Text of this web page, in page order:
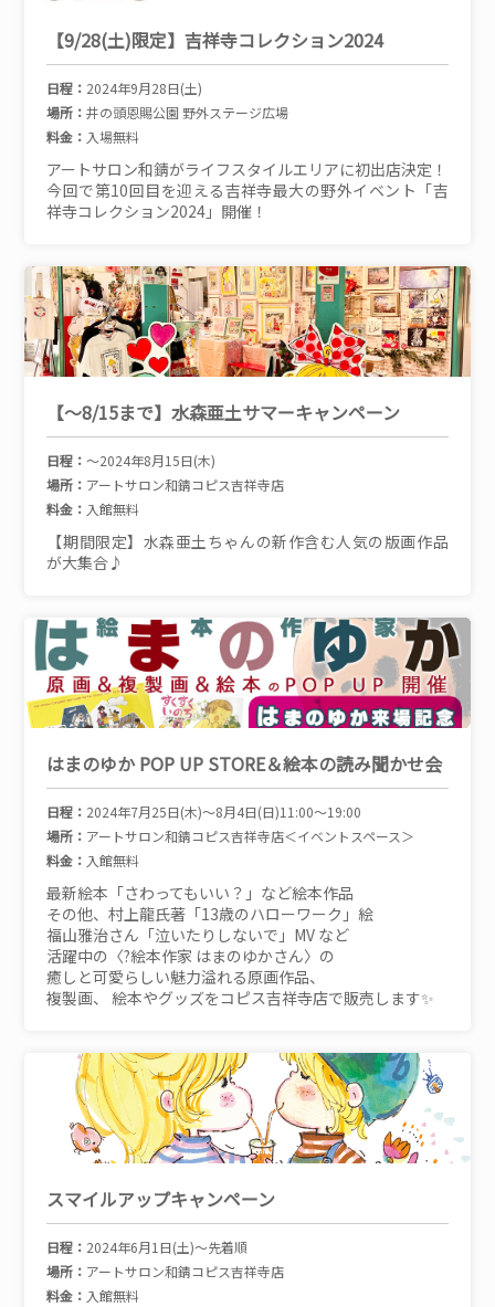
【9/28(土)限定】吉祥寺コレクション2024
日程： 2024年9月28日(土)
場所：井の頭恩賜公園 野外ステージ広場
料金： 入場無料
アートサロン和錆がライフスタイルエリアに初出店決定！
今回で第10回目を迎える吉祥寺最大の野外イベント「吉
祥寺コレクション2024」開催！
【～8/15まで】水森亜土サマーキャンペーン
日程：～2024年8月15日(木)
場所： アートサロン和錆コピス吉祥寺店
料金： 入館無料
【期間限定】水森亜土ちゃんの新作含む人気の版画作品
が大集合♪
はまのゆか POP UP STORE＆絵本の読み聞かせ会
日程： 2024年7月25日(木)～8月4日(日)11:00〜19:00
場所： アートサロン和錆コピス吉祥寺店＜イベントスペース＞
料金： 入館無料
最新絵本「さわってもいい？」など絵本作品
その他、村上龍氏著「13歳のハローワーク」絵
福山雅治さん「泣いたりしないで」MV など
活躍中の〈?絵本作家 はまのゆかさん〉の
癒しと可愛らしい魅力溢れる原画作品、
複製画、 絵本やグッズをコピス吉祥寺店で販売します✨
スマイルアップキャンペーン
日程： 2024年6月1日(土)～先着順
場所： アートサロン和錆コピス吉祥寺店
料金： 入館無料